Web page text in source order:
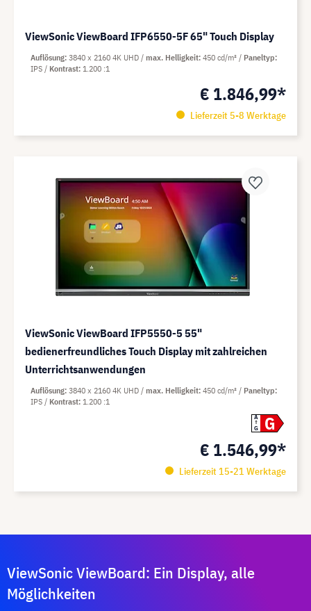
ViewSonic ViewBoard IFP6550-5F 65" Touch Display
€ 1.846,99*
Lieferzeit 5-8 Werktage
Auflösung 3840 x 2160 4K UHD max. Helligkeit 450 cd/m²
Paneltyp
IPS
Kontrast 1.200 :1
ViewSonic ViewBoard IFP5550-5 55"
bedienerfreundliches Touch Display mit zahlreichen
Unterrichtsanwendungen
A
G
G
€ 1.546,99*
Lieferzeit 15-21 Werktage
Auflösung 3840 x 2160 4K UHD max. Helligkeit 450 cd/m²
Paneltyp
IPS
Kontrast 1.200 :1
ViewSonic ViewBoard: Ein Display, alle
Möglichkeiten